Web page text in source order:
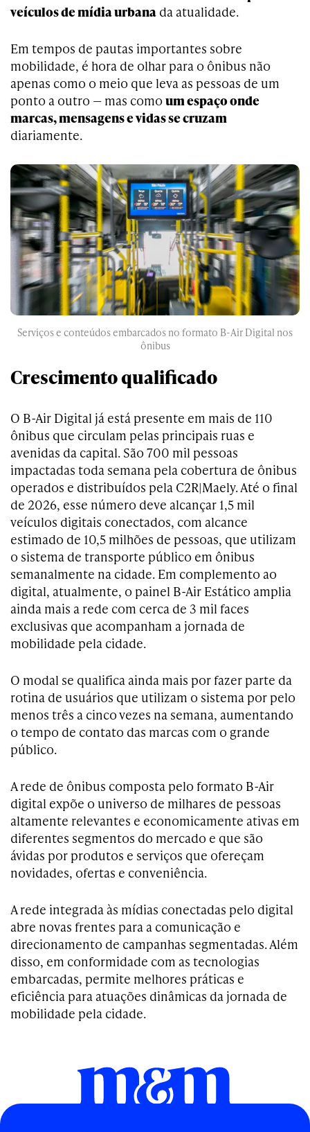
veículos de mídia urbana da atualidade.
Em tempos de pautas importantes sobre
mobilidade, é hora de olhar para o ônibus não
apenas como o meio que leva as pessoas de um
ponto a outro — mas como um espaço onde
marcas, mensagens e vidas se cruzam
diariamente.
Serviços e conteúdos embarcados no formato B-Air Digital nos
ônibus
Crescimento qualificado
O B-Air Digital já está presente em mais de 110
ônibus que circulam pelas principais ruas e
avenidas da capital. São 700 mil pessoas
impactadas toda semana pela cobertura de ônibus
operados e distribuídos pela C2R|Maely. Até o final
de 2026, esse número deve alcançar 1,5 mil
veículos digitais conectados, com alcance
estimado de 10,5 milhões de pessoas, que utilizam
o sistema de transporte público em ônibus
semanalmente na cidade. Em complemento ao
digital, atualmente, o painel B-Air Estático amplia
ainda mais a rede com cerca de 3 mil faces
exclusivas que acompanham a jornada de
mobilidade pela cidade.
O modal se qualifica ainda mais por fazer parte da
rotina de usuários que utilizam o sistema por pelo
menos três a cinco vezes na semana, aumentando
o tempo de contato das marcas com o grande
público.
A rede de ônibus composta pelo formato B-Air
digital expõe o universo de milhares de pessoas
altamente relevantes e economicamente ativas em
diferentes segmentos do mercado e que são
ávidas por produtos e serviços que ofereçam
novidades, ofertas e conveniência.
A rede integrada às mídias conectadas pelo digital
abre novas frentes para a comunicação e
direcionamento de campanhas segmentadas. Além
disso, em conformidade com as tecnologias
embarcadas, permite melhores práticas e
eficiência para atuações dinâmicas da jornada de
mobilidade pela cidade.